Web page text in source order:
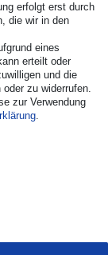
erfolgt erst durch
die wir in den
eines
erteilt oder
und die
zu widerrufen.
zur Verwendung
.